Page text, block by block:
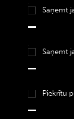
Saņemt
Saņemt
Piekrītu